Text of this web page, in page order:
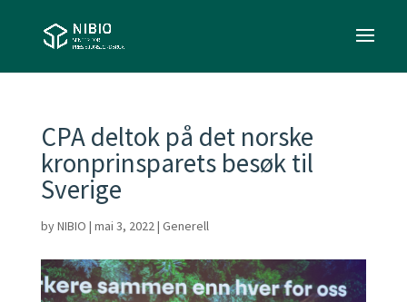
CPA deltok på det norske
kronprinsparets besøk til
Sverige
byNIBIO | mai 3, 2022| Generell